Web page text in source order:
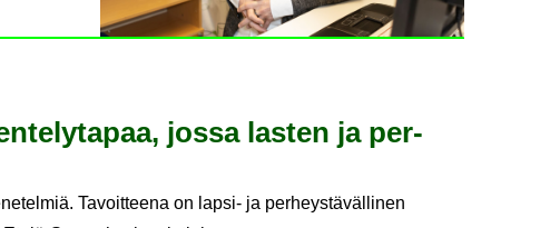
jossa las­ten ja per­
Tavoitteena on lapsi- ja perheystävällinen